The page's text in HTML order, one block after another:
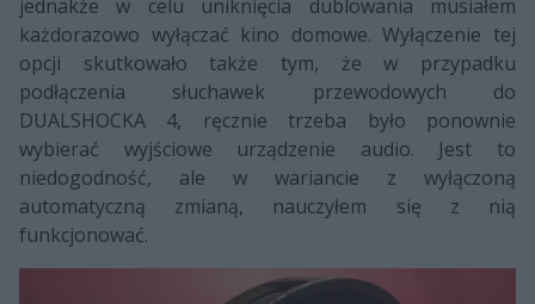
jednakże w celu uniknięcia dublowania musiałem
każdorazowo wyłączać kino domowe. Wyłączenie tej
opcji skutkowało także tym, że w przypadku
podłączenia słuchawek przewodowych do
DUALSHOCKA 4, ręcznie trzeba było ponownie
wybierać wyjściowe urządzenie audio. Jest to
niedogodność, ale w wariancie z wyłączoną
automatyczną zmianą, nauczyłem się z nią
funkcjonować.